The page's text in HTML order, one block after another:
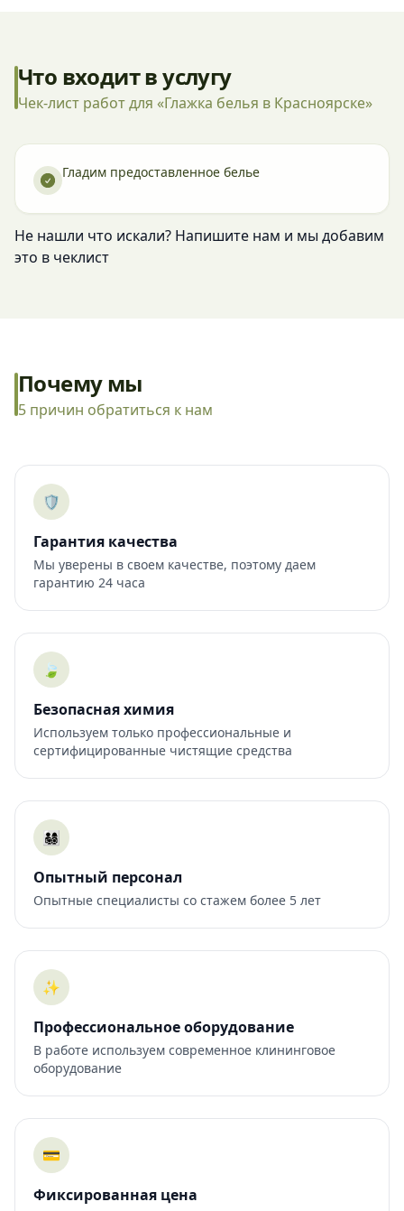
Что входит в услугу
Чек-лист работ для «Глажка белья в Красноярске»
Гладим предоставленное белье
Не нашли что искали? Напишите нам и мы добавим
это в чеклист
Почему мы
5 причин обратиться к нам
🛡️
Гарантия качества
Мы уверены в своем качестве, поэтому даем
гарантию 24 часа
🍃
Безопасная химия
Используем только профессиональные и
сертифицированные чистящие средства
👨‍👩‍👧‍👦
Опытный персонал
Опытные специалисты со стажем более 5 лет
✨
Профессиональное оборудование
В работе используем современное клининговое
оборудование
💳
Фиксированная цена